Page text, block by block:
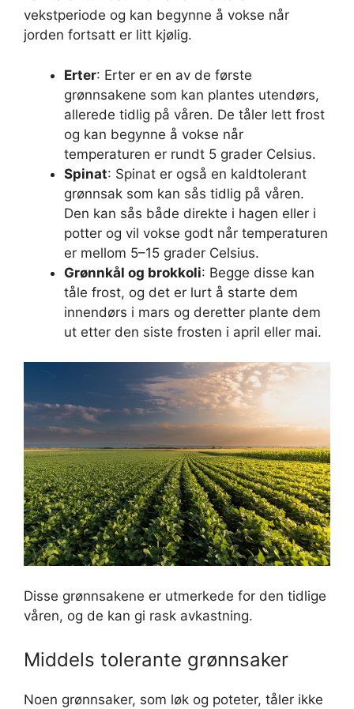
vekstperiode og kan begynne å vokse når
jorden fortsatt er litt kjølig.
Erter: Erter er en av de første
grønnsakene som kan plantes utendørs,
allerede tidlig på våren. De tåler lett frost
og kan begynne å vokse når
temperaturen er rundt 5 grader Celsius.
Spinat: Spinat er også en kaldtolerant
grønnsak som kan sås tidlig på våren.
Den kan sås både direkte i hagen eller i
potter og vil vokse godt når temperaturen
er mellom 5–15 grader Celsius.
Grønnkål og brokkoli: Begge disse kan
tåle frost, og det er lurt å starte dem
innendørs i mars og deretter plante dem
ut etter den siste frosten i april eller mai.
Disse grønnsakene er utmerkede for den tidlige
våren, og de kan gi rask avkastning.
Middels tolerante grønnsaker
Noen grønnsaker, som løk og poteter, tåler ikke